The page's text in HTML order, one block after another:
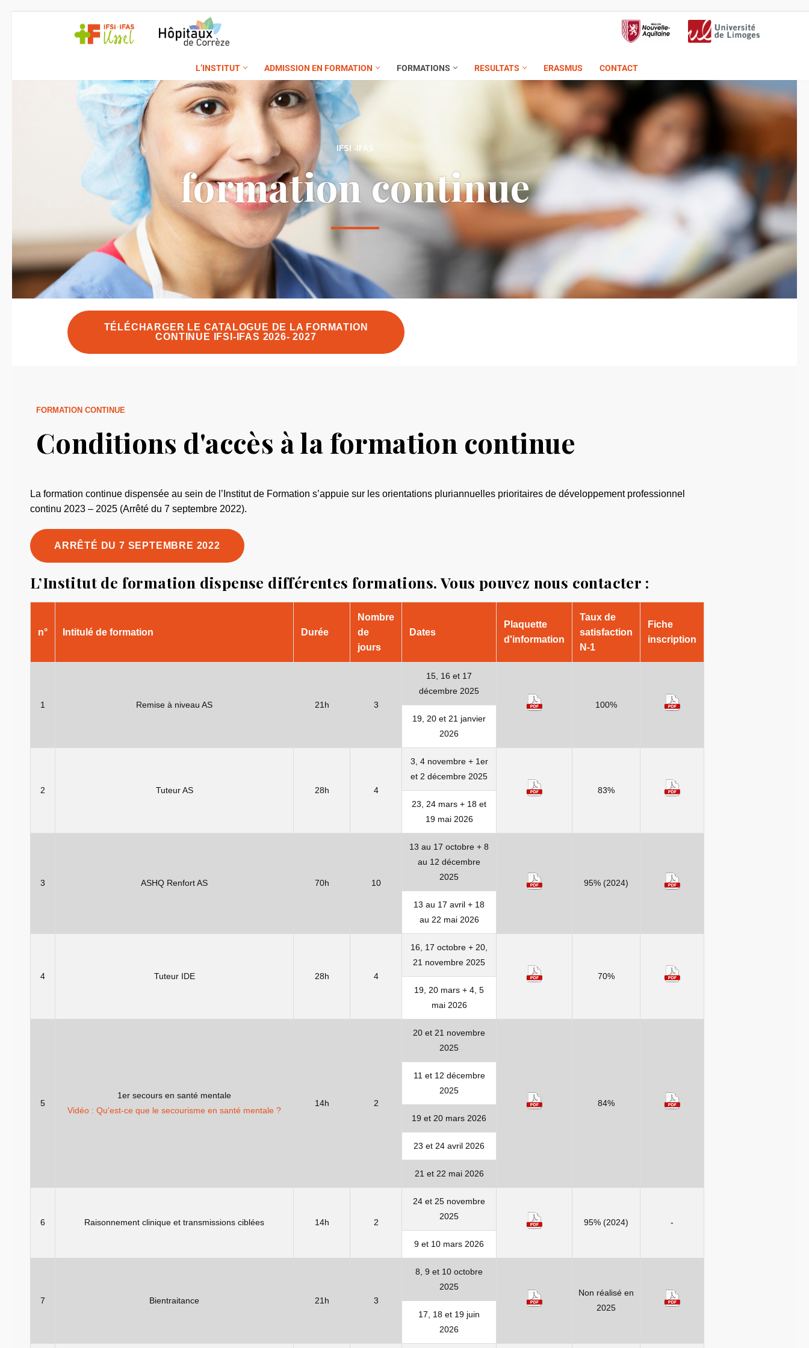
L’INSTITUT ADMISSION EN FORMATION FORMATIONS RESULTATS ERASMUS CONTACT
IFSI -IFAS
formation continue
TÉLÉCHARGER LE CATALOGUE DE LA FORMATION
CONTINUE IFSI-IFAS 2026- 2027
FORMATION CONTINUE
Conditions d'accès à la formation continue
La formation continue dispensée au sein de l’Institut de Formation s’appuie sur les orientations pluriannuelles prioritaires de développement professionnel
continu 2023 – 2025 (Arrêté du 7 septembre 2022).
ARRÊTÉ DU 7 SEPTEMBRE 2022
L’Institut de formation dispense différentes formations. Vous pouvez nous contacter :
n° Intitulé de formation Durée
Nombre
de
jours
Dates
Plaquette
d'information
Taux de
satisfaction
N-1
Fiche
inscription
1 Remise à niveau AS 21h 3
15, 16 et 17
décembre 2025
100%
19, 20 et 21 janvier
2026
2 Tuteur AS 28h 4
3, 4 novembre + 1er
et 2 décembre 2025
83%
23, 24 mars + 18 et
19 mai 2026
3 ASHQ Renfort AS 70h 10
13 au 17 octobre + 8
au 12 décembre
2025
95% (2024)
13 au 17 avril + 18
au 22 mai 2026
4 Tuteur IDE 28h 4
16, 17 octobre + 20,
21 novembre 2025
70%
19, 20 mars + 4, 5
mai 2026
5
1er secours en santé mentale
Vidéo : Qu'est-ce que le secourisme en santé mentale ?
14h 2
20 et 21 novembre
2025
84%
11 et 12 décembre
2025
19 et 20 mars 2026
23 et 24 avril 2026
21 et 22 mai 2026
6 Raisonnement clinique et transmissions ciblées 14h 2
24 et 25 novembre
2025
95% (2024) -
9 et 10 mars 2026
7 Bientraitance 21h 3
8, 9 et 10 octobre
2025
Non réalisé en
2025
17, 18 et 19 juin
2026